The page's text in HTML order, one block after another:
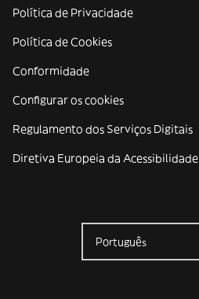
Política de Privacidade
Política de Cookies
Conformidade
Configurar os cookies
Regulamento dos Serviços Digitais
Diretiva Europeia da Acessibilidade